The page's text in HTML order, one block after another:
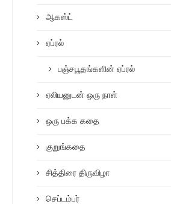
ஆகஸ்ட்
ஏப்ரல்
பஞ்சபூதங்களின் ஏப்ரல்
ஏலியனுடன் ஒரு நாள்
ஒரு பக்க கதை
குறுங்கதை
சித்திரை திருவிழா
செப்டம்பர்